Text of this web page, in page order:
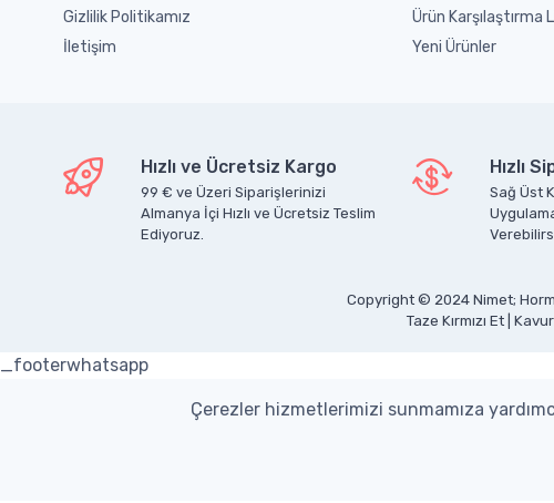
Gizlilik Politikamız
İletişim
Ürün Karşılaştırma
Yeni Ürünler
Hızlı ve Ücretsiz Kargo
99 € ve Üzeri Siparişlerinizi
Almanya İçi Hızlı ve Ücretsiz Teslim
Ediyoruz.
Hızlı
Sağ Üst
Copyright © 2024 Nimet;
Taze Kırmızı Et|
_footerwhatsapp
Çerezler hizmetlerimizi sunmamıza